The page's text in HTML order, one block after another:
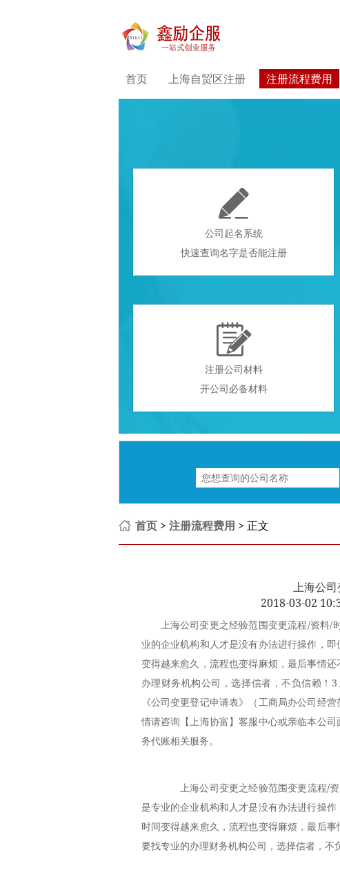
首页 上海自贸区注册 注册流程费用

公司起名系统
快速查询名字是否能注册

注册公司材料
开公司必备材料
首页 > 注册流程费用 > 正文
上海公
2018-03-02
上海公司变更之经验范围变更流程/资料/
业的企业机构和人才是没有办法进行操作，
变得越来愈久，流程也变得麻烦，最后事情
办理财务机构公司，选择信者，不负信赖！
《公司变更登记申请表》（工商局办公司经
情请咨询【上海协富】客服中心或亲临本公
务代账相关服务。
上海公司变更之经验范围变更流程/资
是专业的企业机构和人才是没有办法进行操
时间变得越来愈久，流程也变得麻烦，最后
要找专业的办理财务机构公司，选择信者，不